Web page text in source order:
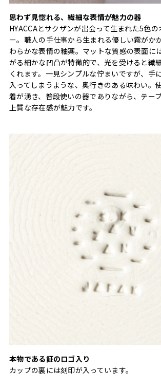
思わず見惚れる、繊細な表情が魅力の器
HYACCAとサクザンが出会って生まれた5色
ー。職人の手仕事から生まれる優しい霧がか
わらかな表情の釉薬。マットな質感の表面に
がる細かな凹凸が特徴的で、光を受けると繊
くれます。一見シンプルな佇まいですが、手
入ってしまうような、奥行きのある味わい。
着が湧き、普段使いの器でありながら、テー
上質な存在感が魅力です。
本物である証のロゴ入り
カップの裏には刻印が入っています。